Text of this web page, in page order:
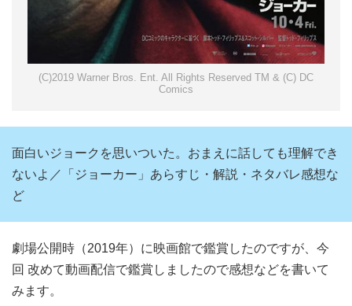
(C)2019 Warner Bros. Ent. All Rights Reserved TM & (C) DC
Comics
面白いジョークを思いついた。おまえに話しても理解でき
ないよ／「ジョーカー」あらすじ・解説・ネタバレ感想な
ど
劇場公開時（2019年）に映画館で鑑賞したのですが、今
回 改めて動画配信で鑑賞しましたので感想などを書いて
みます。